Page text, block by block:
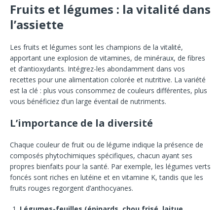
Fruits et légumes : la vitalité dans
l’assiette
Les fruits et légumes sont les champions de la vitalité,
apportant une explosion de vitamines, de minéraux, de fibres
et d’antioxydants. Intégrez-les abondamment dans vos
recettes pour une alimentation colorée et nutritive. La variété
est la clé : plus vous consommez de couleurs différentes, plus
vous bénéficiez d’un large éventail de nutriments.
L’importance de la diversité
Chaque couleur de fruit ou de légume indique la présence de
composés phytochimiques spécifiques, chacun ayant ses
propres bienfaits pour la santé. Par exemple, les légumes verts
foncés sont riches en lutéine et en vitamine K, tandis que les
fruits rouges regorgent d’anthocyanes.